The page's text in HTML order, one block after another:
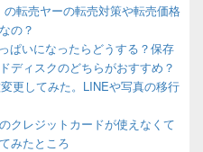
転売ヤーの転売対策や転売価格
の？
ぱいになったらどうする？保存
ディスクのどちらがおすすめ？
更してみた。LINEや写真の移行
クレジットカードが使えなくて
みたところ